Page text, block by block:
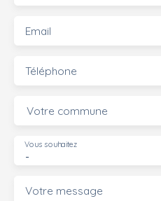
Email
Téléphone
Votre commune
-
Vous souhaitez
Votre message